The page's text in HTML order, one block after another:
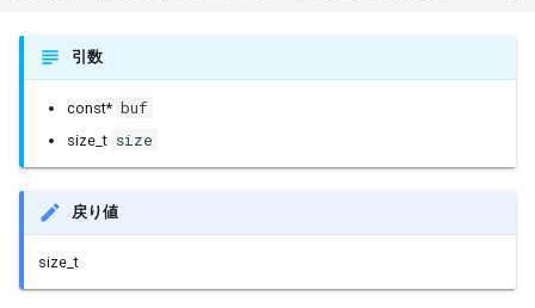
引数
const* buf
size_t size
戻り値
size_t